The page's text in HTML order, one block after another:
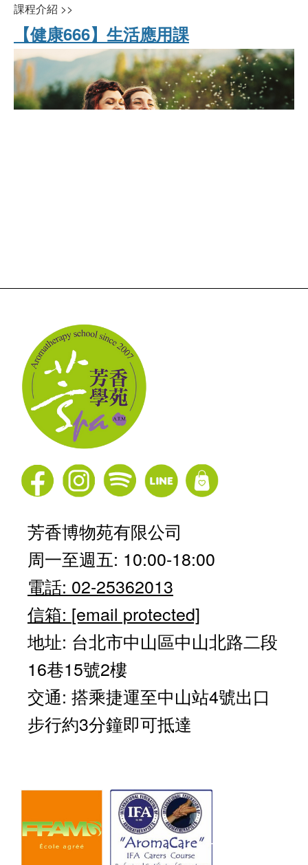
課程介紹 >>
【健康666】生活應用課
芳香博物苑有限公司
周一至週五: 10:00-18:00
電話: 02-25362013
信箱: [email protected]
地址: 台北市中山區中山北路二段
16巷15號2樓
交通: 搭乘捷運至中山站4號出口
步行約3分鐘即可抵達